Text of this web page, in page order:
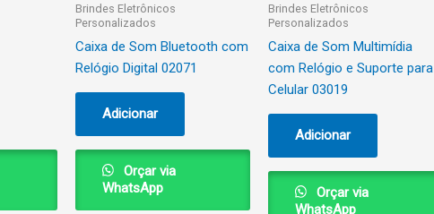
Brindes Eletrônicos
Personalizados
Caixa de Som Bluetooth com
Relógio Digital 02071
Adicionar
Orçar via
WhatsApp
Brindes Eletrônicos
Personalizados
Caixa de Som Multimídia
com Relógio e Suporte para
Celular 03019
Adicionar
Orçar via
WhatsApp